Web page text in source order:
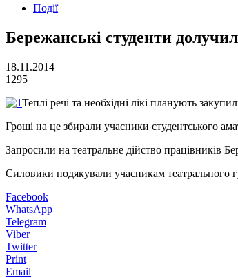
Події
Бережанські студенти
18.11.2014
1295
Теплі речі та необхідні лікі планують
Гроші на це збирали учасники студентського
Запросили на театральне дійство працівників
Силовики подякували учасникам театрального
Facebook
WhatsApp
Telegram
Viber
Twitter
Print
Email